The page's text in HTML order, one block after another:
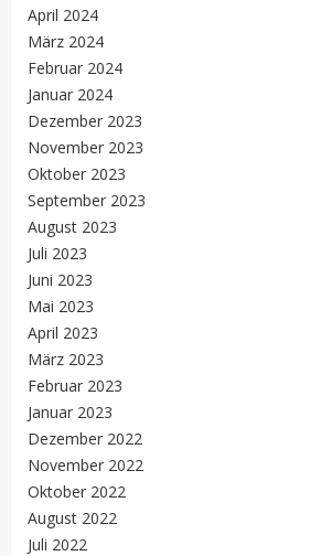
April 2024
März 2024
Februar 2024
Januar 2024
Dezember 2023
November 2023
Oktober 2023
September 2023
August 2023
Juli 2023
Juni 2023
Mai 2023
April 2023
März 2023
Februar 2023
Januar 2023
Dezember 2022
November 2022
Oktober 2022
August 2022
Juli 2022